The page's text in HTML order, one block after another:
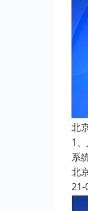
北
1
系
北
21-